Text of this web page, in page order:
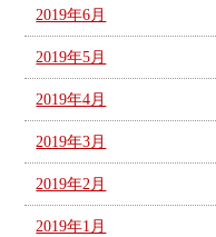
2019年6月
2019年5月
2019年4月
2019年3月
2019年2月
2019年1月